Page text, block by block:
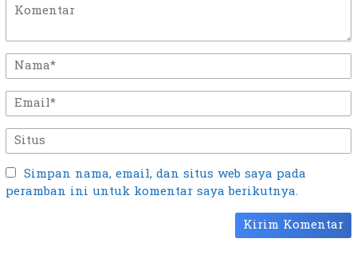
Simpan nama, email, dan situs web saya pada
peramban ini untuk komentar saya berikutnya.